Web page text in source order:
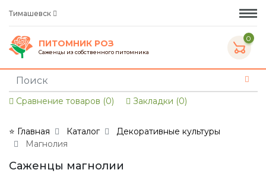
Тимашевск
ПИТОМНИК РОЗ
Саженцы из собственного питомника
0
Сравнение товаров (0) Закладки (0)
⭐ Главная Каталог
Декоративные культуры
Магнолия
Саженцы магнолии